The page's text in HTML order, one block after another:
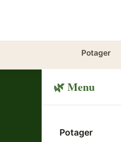
Potager
🌿 Menu
Potager